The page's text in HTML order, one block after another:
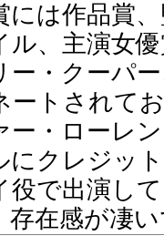
には作品賞
ル、主演女
ー・クーパ
ートされて
ー・ローレ
クレジッ
役で出演し
存在感が凄